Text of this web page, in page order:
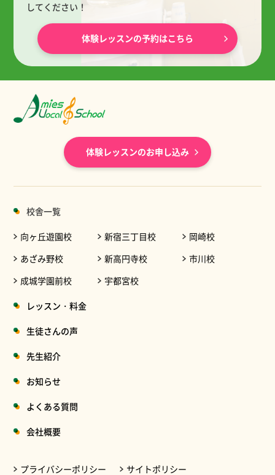
してください！
体験レッスンの予約はこちら
体験レッスンのお申し込み
校舎一覧
向ヶ丘遊園校
あざみ野校
成城学園前校
新宿三丁目校
新高円寺校
宇都宮校
岡崎校
市川校
レッスン・料金
生徒さんの声
先生紹介
お知らせ
よくある質問
会社概要
プライバシーポリシー サイトポリシー